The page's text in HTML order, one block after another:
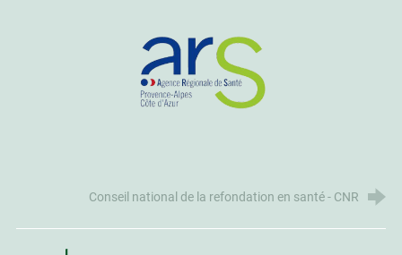
Conseil national de la refondation en santé - CNR